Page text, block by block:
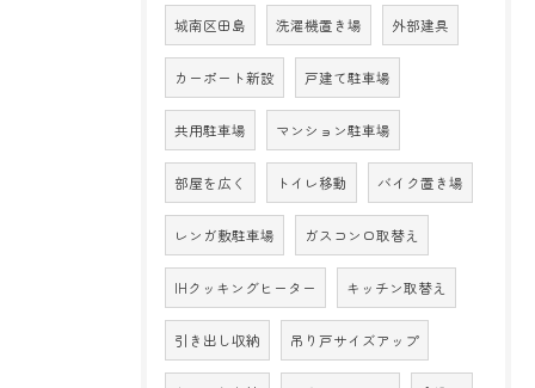
城南区田島 洗濯機置き場 外部建具
カーポート新設 戸建て駐車場
共用駐車場 マンション駐車場
部屋を広く トイレ移動 バイク置き場
レンガ敷駐車場 ガスコンロ取替え
IHクッキングヒーター キッチン取替え
引き出し収納 吊り戸サイズアップ